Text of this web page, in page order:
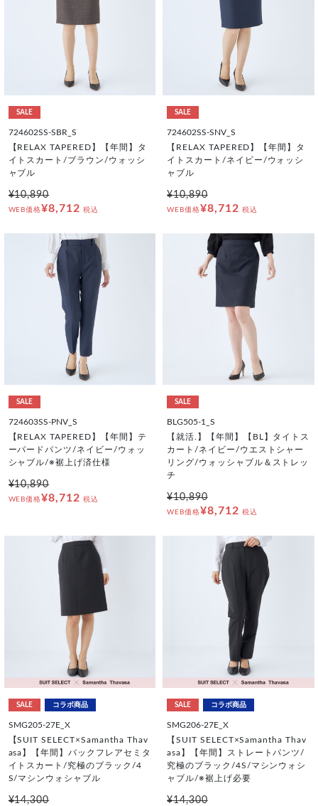
SALE
724602SS-SBR_S
【RELAX TAPERED】【年間】タ
イトスカート/ブラウン/ウォッシ
ャブル
¥10,890
WEB価格¥8,712 税込
SALE
724602SS-SNV_S
【RELAX TAPERED】【年間】タ
イトスカート/ネイビー/ウォッシ
ャブル
¥10,890
WEB価格¥8,712 税込
SALE
724603SS-PNV_S
【RELAX TAPERED】【年間】テ
ーパードパンツ/ネイビー/ウォッ
シャブル/※裾上げ済仕様
¥10,890
WEB価格¥8,712 税込
SALE
BLG505-1_S
【就活.】【年間】【BL】タイトス
カート/ネイビー/ウエストシャー
リング/ウォッシャブル＆ストレッ
チ
¥10,890
WEB価格¥8,712 税込
SALE コラボ商品
SMG205-27E_X
【SUIT SELECT×Samantha Thav
asa】【年間】バックフレアセミタ
イトスカート/究極のブラック/4
S/マシンウォシャブル
¥14,300
SALE コラボ商品
SMG206-27E_X
【SUIT SELECT×Samantha Thav
asa】【年間】ストレートパンツ/
究極のブラック/4S/マシンウォシ
ャブル/※裾上げ必要
¥14,300